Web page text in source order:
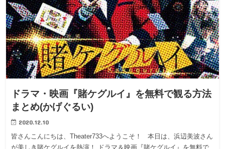
ドラマ・映画『賭ケグルイ』を無料で観る方法
まとめ(かげぐるい)
2020.12.10
皆さんこんにちは、Theater733へようこそ！ 本日は、浜辺美波さん
が美しき賭ケグルイを熱演！ ドラマ＆映画『賭ケグルイ』を無料で